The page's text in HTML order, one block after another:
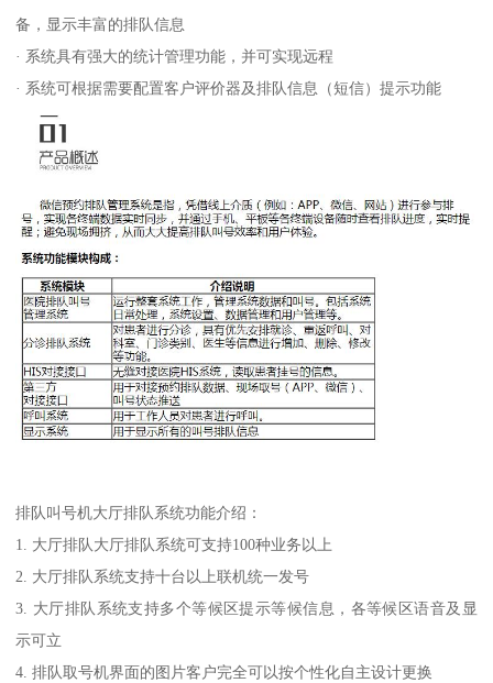
备，显示丰富的排队信息
· 系统具有强大的统计管理功能，并可实现远程
· 系统可根据需要配置客户评价器及排队信息（短信）提示功能
排队叫号机大厅排队系统功能介绍：
1. 大厅排队大厅排队系统可支持100种业务以上
2. 大厅排队系统支持十台以上联机统一发号
3. 大厅排队系统支持多个等候区提示等候信息，各等候区语音及显
示可立
4. 排队取号机界面的图片客户完全可以按个性化自主设计更换